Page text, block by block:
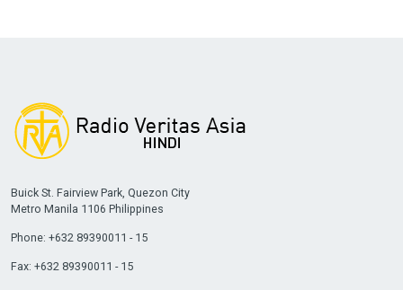
Buick St. Fairview Park, Quezon City
Metro Manila 1106 Philippines
Phone: +632 89390011 - 15
Fax: +632 89390011 - 15